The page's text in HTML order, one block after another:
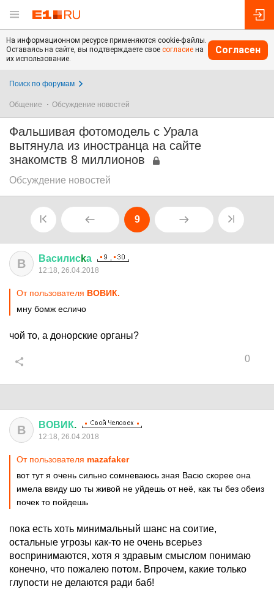
На информационном ресурсе применяются cookie-файлы.
Оставаясь на сайте, вы подтверждаете свое согласие на
их использование.
Согласен
Поиск по форумам
Общение Обсуждение новостей
Фальшивая фотомодель с Урала
вытянула из иностранца на сайте
знакомств 8 миллионов
Обсуждение новостей
9
В Василисkа
12:18, 26.04.2018
От пользователя ВОВИК.
мну бомж есличо
чой то, а донорские органы?
0
В ВОВИК.
12:18, 26.04.2018
От пользователя mazafaker
вот тут я очень сильно сомневаюсь зная Васю скорее она
имела ввиду шо ты живой не уйдешь от неё, как ты без обеиз
почек то пойдешь
пока есть хоть минимальный шанс на соитие,
остальные угрозы как-то не очень всерьез
воспринимаются, хотя я здравым смыслом понимаю
конечно, что пожалею потом. Впрочем, какие только
глупости не делаются ради баб!